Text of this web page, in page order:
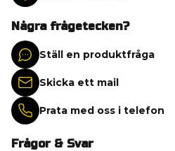
Några frågetecken?
Ställ en produktfråga
Skicka ett mail
Prata med oss i telefon
Frågor & Svar